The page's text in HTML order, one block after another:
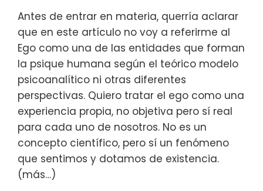
Antes de entrar en materia, querría aclarar
que en este artículo no voy a referirme al
Ego como una de las entidades que forman
la psique humana según el teórico modelo
psicoanalítico ni otras diferentes
perspectivas. Quiero tratar el ego como una
experiencia propia, no objetiva pero sí real
para cada uno de nosotros. No es un
concepto científico, pero sí un fenómeno
que sentimos y dotamos de existencia.
(más…)